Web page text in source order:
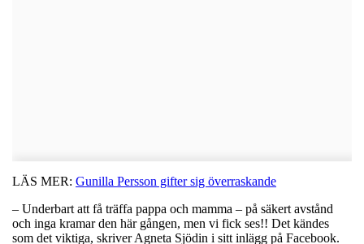
LÄS MER: Gunilla Persson gifter sig överraskande
– Underbart att få träffa pappa och mamma – på säkert avstånd
och inga kramar den här gången, men vi fick ses!! Det kändes
som det viktiga, skriver Agneta Sjödin i sitt inlägg på Facebook.